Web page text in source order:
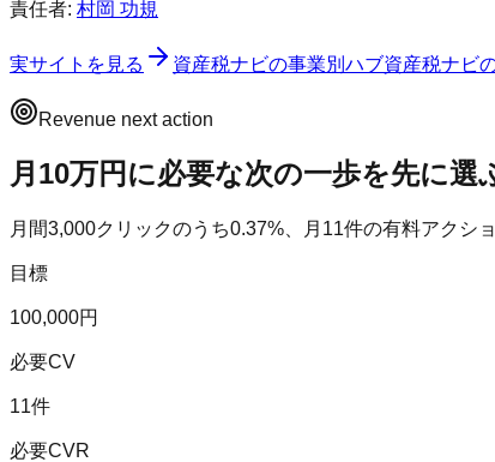
責任者: 村岡 功規
実サイトを見る 資産税ナビの事業別ハブ資産税ナビ
Revenue next action
月10万円に必要な次の一歩を先に選
月間3,000クリックのうち0.37%、月 11件の有料アクシ
目標
100,000円
必要CV
11件
必要CVR